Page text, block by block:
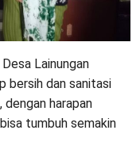
Lainungan
bersih dan sanitasi
dengan harapan
tumbuh semakin